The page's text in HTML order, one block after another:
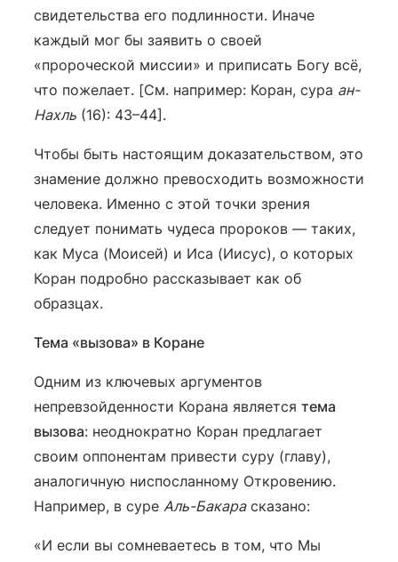
свидетельства его подлинности. Иначе
каждый мог бы заявить о своей
«пророческой миссии» и приписать Богу всё,
что пожелает. [См. например: Коран, сура ан-
Нахль (16): 43–44].
Чтобы быть настоящим доказательством, это
знамение должно превосходить возможности
человека. Именно с этой точки зрения
следует понимать чудеса пророков — таких,
как Муса (Моисей) и Иса (Иисус), о которых
Коран подробно рассказывает как об
образцах.
Тема «вызова» в Коране
Одним из ключевых аргументов
непревзойденности Корана является тема
вызова: неоднократно Коран предлагает
своим оппонентам привести суру (главу),
аналогичную ниспосланному Откровению.
Например, в суре Аль-Бакарасказано:
«И если вы сомневаетесь в том, что Мы